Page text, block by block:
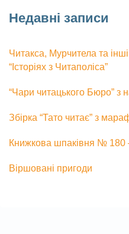
Недавні записи
Читакса, Мурчитела та
“Історіях з Читаполіса”
“Чари читацького Бюро” з
Збірка “Тато читає” з
Книжкова шпаківня № 180
Віршовані пригоди